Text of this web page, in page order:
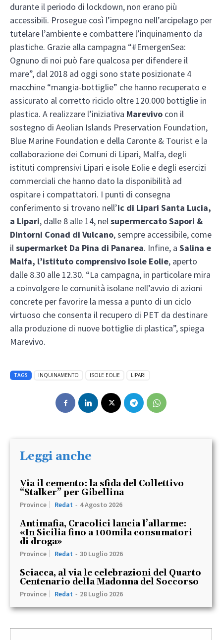
durante il periodo di lockdown, non erano più
accessibili. Prosegue così l’impegno nell’arcipelago per
tutelare l’ambiente e combattere l’inquinamento da
plastiche. Grazie alla campagna “#EmergenSea:
Ognuno di noi può fare qualcosa per difendere il
mare”, dal 2018 ad oggi sono state posizionate 4
macchine “mangia-bottiglie” che hanno recuperato e
assicurato al corretto riciclo oltre 120.000 bottiglie in
plastica. A realizzare l’iniziativa Marevivo con il
sostegno di Aeolian Islands Preservation Foundation,
Blue Marine Foundation e della Caronte & Tourist e la
collaborazione dei Comuni di Lipari, Malfa, degli
istituti comprensivi Lipari e isole Eolie e degli esercizi
commerciali che hanno dato la disponibilità ad
ospitare i compattatori. I punti di consegna
conferimento si trovano nell’ic di Lipari Santa Lucia,
a Lipari, dalle 8 alle 14, nelsupermercato Sapori &
Dintorni Conad di Vulcano, sempre accessibile, come
ilsupermarket Da Pina di Panarea. Infine, a Salina e
Malfa, l’istituto comprensivo Isole Eolie, aperto
dalle 8.30 alle 12.30. “La campagna, in particolare mira
a coinvolgere le comunità isolane nell’avvio di azioni
concrete per favorire la messa a punto di un ciclo
virtuoso che consenta il recupero di PET da destinare
alla produzione di nuove bottiglie di plastica”, spiega
Marevivo.
TAGS INQUINAMENTO ISOLE EOLIE LIPARI
Leggi anche
Via il cemento: la sfida del Collettivo
“Stalker” per Gibellina
Province Redat - 4 Agosto 2026
Antimafia, Cracolici lancia l’allarme:
«In Sicilia fino a 100mila consumatori
di droga»
Province Redat - 30 Luglio 2026
Sciacca, al via le celebrazioni del Quarto
Centenario della Madonna del Soccorso
Province Redat - 28 Luglio 2026